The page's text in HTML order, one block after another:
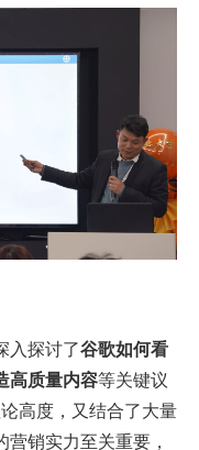
入探讨了谷歌如何看
高质量内容等关键议
高度，又结合了大量
销实力至关重要，